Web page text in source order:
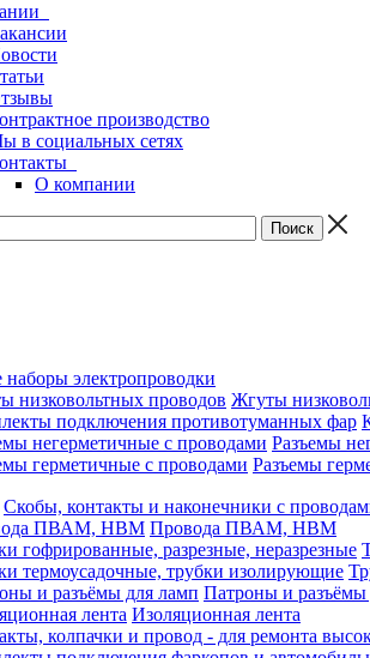
производство
в социальных сетях
О компании
электропроводки
Жгуты
Разъемы
Разъемы
Скобы, контакты и наконечники с
Провода ПВАМ, НВМ
Патроны и разъёмы
Изоляционная лента